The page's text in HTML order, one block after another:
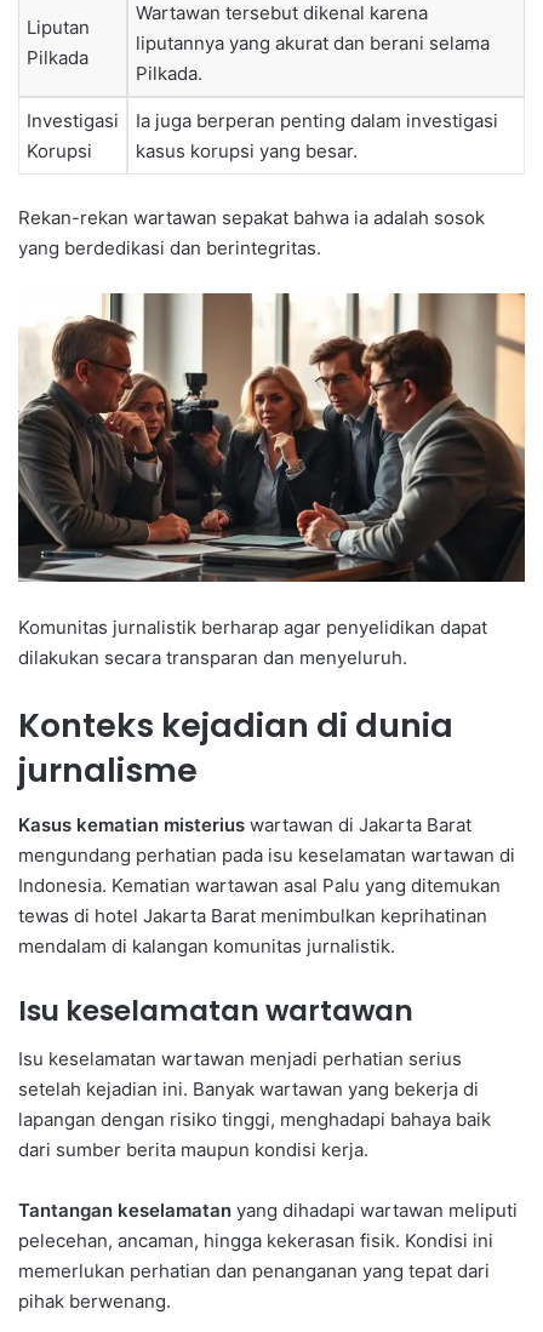
Liputan
Pilkada
Wartawan tersebut dikenal karena
liputannya yang akurat dan berani selama
Pilkada.
Investigasi
Korupsi
Ia juga berperan penting dalam investigasi
kasus korupsi yang besar.
Rekan-rekan wartawan sepakat bahwa ia adalah sosok
yang berdedikasi dan berintegritas.
Komunitas jurnalistik berharap agar penyelidikan dapat
dilakukan secara transparan dan menyeluruh.
Konteks kejadian di dunia
jurnalisme
Kasus kematian misterius wartawan di Jakarta Barat
mengundang perhatian pada isu keselamatan wartawan di
Indonesia. Kematian wartawan asal Palu yang ditemukan
tewas di hotel Jakarta Barat menimbulkan keprihatinan
mendalam di kalangan komunitas jurnalistik.
Isu keselamatan wartawan
Isu keselamatan wartawan menjadi perhatian serius
setelah kejadian ini. Banyak wartawan yang bekerja di
lapangan dengan risiko tinggi, menghadapi bahaya baik
dari sumber berita maupun kondisi kerja.
Tantangan keselamatan yang dihadapi wartawan meliputi
pelecehan, ancaman, hingga kekerasan fisik. Kondisi ini
memerlukan perhatian dan penanganan yang tepat dari
pihak berwenang.